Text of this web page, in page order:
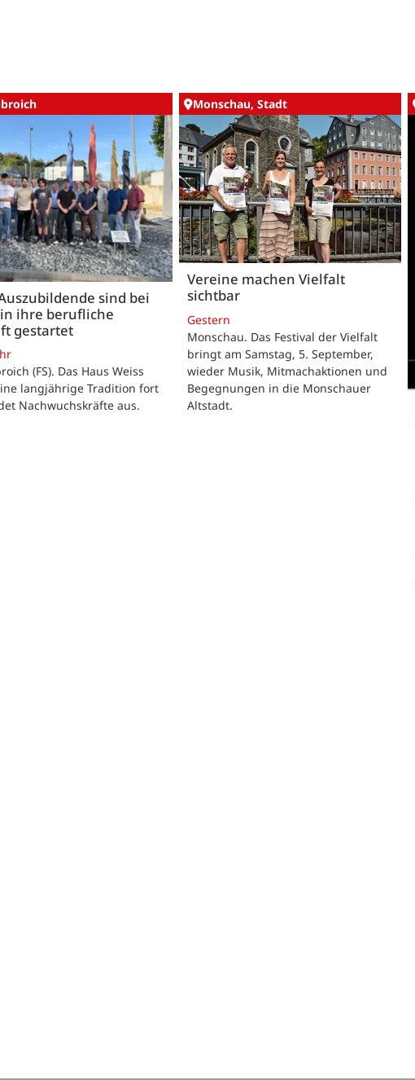
sind bei
ihre berufliche
gestartet
(FS). Das Haus Weiss
langjährige Tradition fort
Nachwuchskräfte aus.
Monschau, Stadt
Vereine machen Vielfalt
sichtbar
Gestern
Monschau. Das Festival der Vielfalt
bringt am Samstag, 5. September,
wieder Musik, Mitmachaktionen und
Begegnungen in die Monschauer
Altstadt.